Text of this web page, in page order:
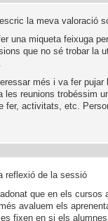
la meva valoració
una miqueta feixuga
que no sé trobar la
més i va fer
les reunions trobéssim
fer, activitats, etc.
reflexió de la sessió
que en els cursos
avaluem els
fixen en si els